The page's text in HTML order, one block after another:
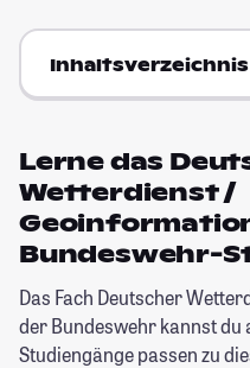
Inhaltsverzeichnis
Lerne das
Wetterdienst /
Bundeswehr-
Das Fach Deutscher
der Bundeswehr kannst du
Studiengänge passen zu